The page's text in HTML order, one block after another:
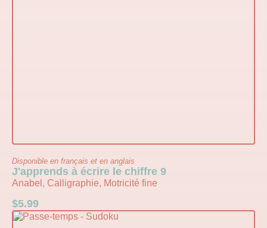
Disponible en français et en anglais
J'apprends à écrire le chiffre 9
Anabel, Calligraphie, Motricité fine
$5.99